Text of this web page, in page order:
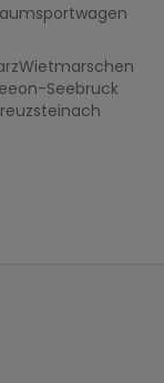
Wietmarschen
Seebruck